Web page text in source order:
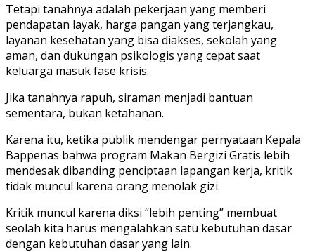
Tetapi tanahnya adalah pekerjaan yang memberi
pendapatan layak, harga pangan yang terjangkau,
layanan kesehatan yang bisa diakses, sekolah yang
aman, dan dukungan psikologis yang cepat saat
keluarga masuk fase krisis.
Jika tanahnya rapuh, siraman menjadi bantuan
sementara, bukan ketahanan.
Karena itu, ketika publik mendengar pernyataan Kepala
Bappenas bahwa program Makan Bergizi Gratis lebih
mendesak dibanding penciptaan lapangan kerja, kritik
tidak muncul karena orang menolak gizi.
Kritik muncul karena diksi “lebih penting” membuat
seolah kita harus mengalahkan satu kebutuhan dasar
dengan kebutuhan dasar yang lain.